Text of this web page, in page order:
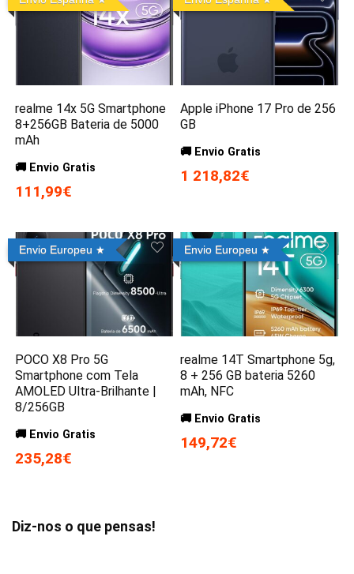
realme 14x 5G Smartphone
8+256GB Bateria de 5000
mAh
🚚 Envio Gratis
111,99€
Apple iPhone 17 Pro de 256
GB
🚚 Envio Gratis
1 218,82€
Envio Europeu
POCO X8 Pro 5G
Smartphone com Tela
AMOLED Ultra-Brilhante |
8/256GB
🚚 Envio Gratis
235,28€
Envio Europeu
realme 14T Smartphone 5g,
8 + 256 GB bateria 5260
mAh, NFC
🚚 Envio Gratis
149,72€
Diz-nos o que pensas!